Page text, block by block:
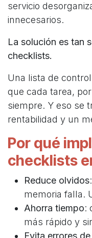
servicio
innecesarios.
La solución es tan
checklists.
Una lista de
que cada tarea,
siempre. Y eso se
rentabilidad y un
Por qué
checklists
Reduce olvidos
memoria falla.
Ahorra tiempo:
más rápido y
Evita errores